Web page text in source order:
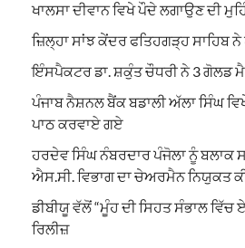
ਖਾਲਸਾ ਦੀਵਾਨ ਵਿਖੇ ਪੌਦੇ ਲਗਾਉਣ ਦੀ
ਜ਼ਿਲ੍ਹਾ ਸਾਂਝ ਕੇਂਦਰ ਫਤਿਹਗੜ੍ਹ ਸਾਹਿਬ
ਇੰਸਪੈਕਟਰ ਡਾ. ਸ਼ਕੁੰਤ ਚੌਧਰੀ ਨੇ 3 ਗੋਲਡ
ਪੰਜਾਬ ਨੈਸ਼ਨਲ ਬੈਂਕ ਬਡਾਲੀ ਅੱਲਾ ਸਿੰਘ
ਪਾਠ ਕਰਵਾਏ ਗਏ
ਹਰਦੇਵ ਸਿੰਘ ਨੰਬਰਦਾਰ ਪੰਜੋਲਾ ਨੂੰ ਬਲਾਕ
ਐਸ.ਸੀ. ਵਿਭਾਗ ਦਾ ਚੇਅਰਮੈਨ ਨਿਯੁਕਤ
ਡੀਬੀਯੂ ਵੱਲੋਂ “ਮੂੰਹ ਦੀ ਸਿਹਤ ਸੰਭਾਲ
ਰਿਲੀਜ਼